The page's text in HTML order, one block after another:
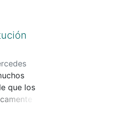
al
que los
y la